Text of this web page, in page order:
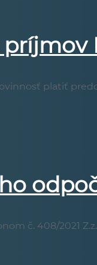
platiť
č. 408/2021